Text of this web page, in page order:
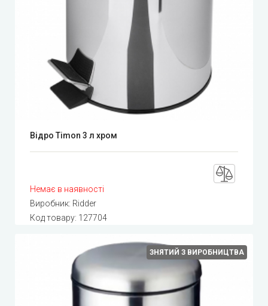
Відро Timon 3 л хром
Немає в наявності
Виробник: Ridder
Код товару: 127704
ЗНЯТИЙ З ВИРОБНИЦТВА